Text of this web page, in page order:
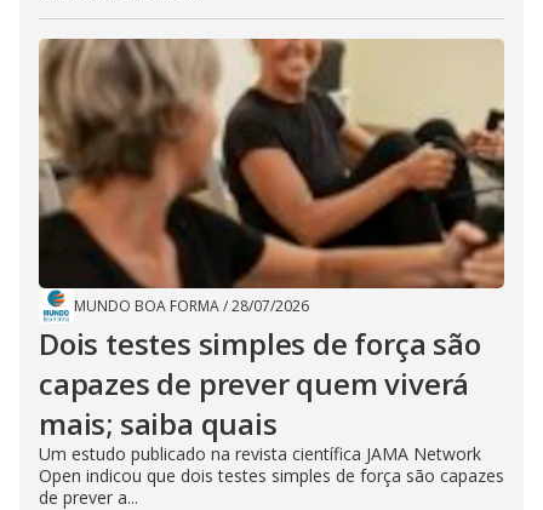
MUNDO BOA FORMA/28/07/2026
Dois testes simples de força são
capazes de prever quem viverá
mais; saiba quais
Um estudo publicado na revista científica JAMA Network
Open indicou que dois testes simples de força são capazes
de prever a...